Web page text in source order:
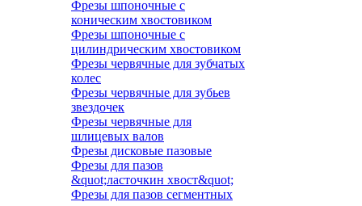
Фрезы шпоночные с
коническим хвостовиком
Фрезы шпоночные с
цилиндрическим хвостовиком
Фрезы червячные для зубчатых
колес
Фрезы червячные для зубьев
звездочек
Фрезы червячные для
шлицевых валов
Фрезы дисковые пазовые
Фрезы для пазов
&quot;ласточкин хвост&quot;
Фрезы для пазов сегментных